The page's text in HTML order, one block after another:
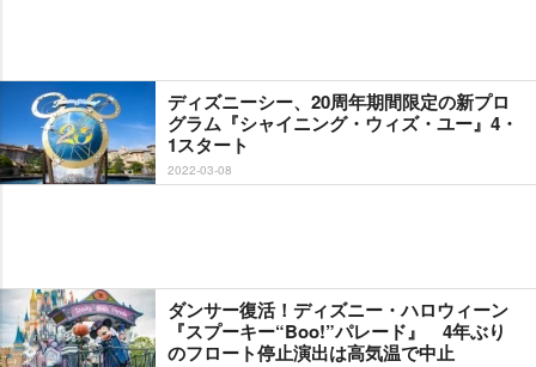
ディズニーシー、20周年期間限定の新プロ
グラム『シャイニング・ウィズ・ユー』4・
1スタート
2022-03-08
ダンサー復活！ディズニー・ハロウィーン
『スプーキー“Boo!”パレード』 4年ぶり
のフロート停止演出は高気温で中止